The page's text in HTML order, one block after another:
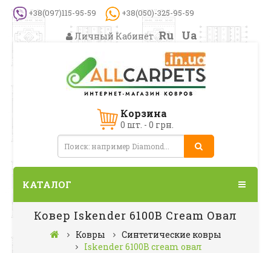
+38(097)115-95-59 +38(050)-325-95-59
Личный Кабинет Ru Ua
Корзина
0 шт. - 0 грн.
КАТАЛОГ
Ковер Iskender 6100B Cream Овал
Ковры
Синтетические ковры
Iskender 6100B cream овал